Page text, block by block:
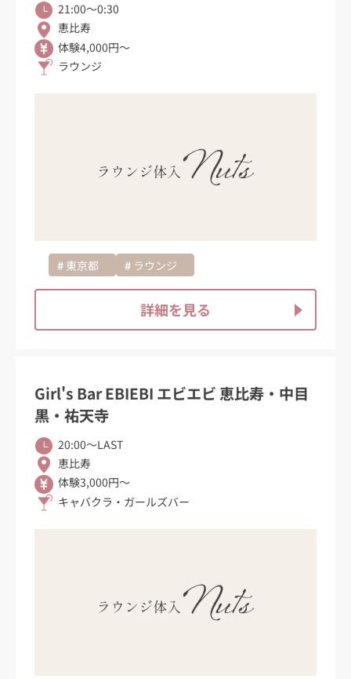
21:00〜0:30
恵比寿
体験4,000円～
ラウンジ
東京都 ラウンジ
詳細を見る
Girl's Bar EBIEBI エビエビ 恵比寿・中目
黒・祐天寺
20:00〜LAST
恵比寿
体験3,000円～
キャバクラ・ガールズバー